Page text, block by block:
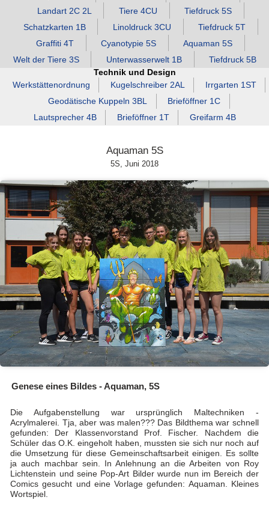
Landart 2C 2L
Tiere 4CU
Tiefdruck 5S
Schatzkarten 1B
Linoldruck 3CU
Tiefdruck 5T
Graffiti 4T
Cyanotypie 5S
Aquaman 5S
Welt der Tiere 3S
Unterwasserwelt 1B
Tiefdruck 5B
Technik und Design
Werkstättenordnung
Kugelschreiber 2AL
Irrgarten 1ST
Geodätische Kuppeln 3BL
Brieföffner 1C
Lautsprecher 4B
Brieföffner 1T Greifarm 4B
Aquaman 5S
5S, Juni 2018
Genese eines Bildes - Aquaman, 5S
Die Aufgabenstellung war ursprünglich Maltechniken -
Acrylmalerei. Tja, aber was malen??? Das Bildthema war schnell
gefunden: Der Klassenvorstand Prof. Fischer. Nachdem die
Schüler das O.K. eingeholt haben, mussten sie sich nur noch auf
die Umsetzung für diese Gemeinschaftsarbeit einigen. Es sollte
ja auch machbar sein. In Anlehnung an die Arbeiten von Roy
Lichtenstein und seine Pop-Art Bilder wurde nun im Bereich der
Comics gesucht und eine Vorlage gefunden: Aquaman. Kleines
Wortspiel.